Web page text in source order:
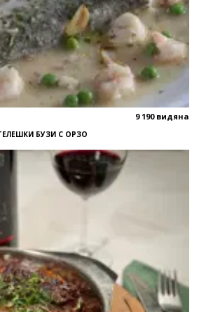
9 190 видяна
БУЗИ С ОРЗО